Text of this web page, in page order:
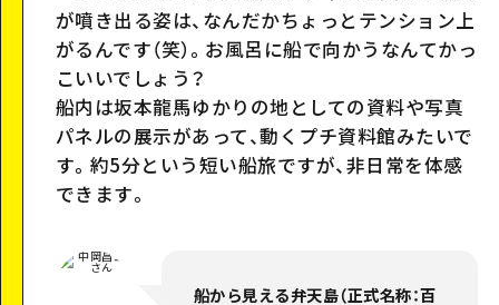
が噴き出る姿は、なんだかちょっとテンション上
がるんです（笑）。お風呂に船で向かうなんてかっ
こいいでしょう？
船内は坂本龍馬ゆかりの地としての資料や写真
パネルの展示があって、動くプチ資料館みたいで
す。約5分という短い船旅ですが、非日常を体感
できます。
船から見える弁天島（正式名称：百